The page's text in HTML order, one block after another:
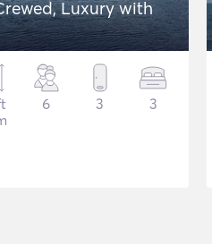
Luxury with
6 3 3